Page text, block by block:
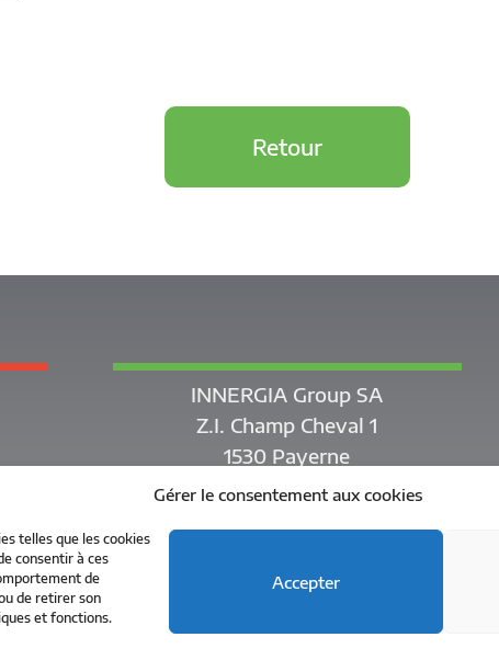
Gérer le consentement aux cookies
telles que les cookies
consentir à ces
de
de retirer son
et fonctions.
Accepter
Retour
INNERGIA Group SA
Z.I. Champ Cheval 1
1530 Payerne